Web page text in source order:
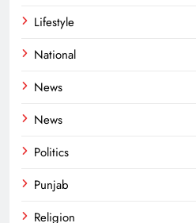
Lifestyle
National
News
News
Politics
Punjab
Religion